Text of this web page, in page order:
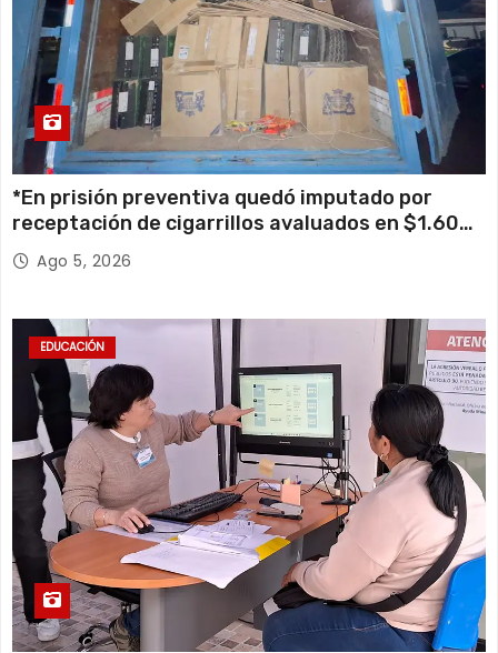
*En prisión preventiva quedó imputado por
receptación de cigarrillos avaluados en $1.600
millones*
Ago 5, 2026
EDUCACIÓN